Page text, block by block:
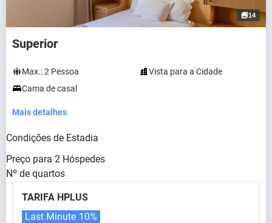
14
Superior
Max.:2 Pessoa
Vista para a Cidade
Cama de casal
Mais detalhes
Condições de Estadia
Preço para 2 Hóspedes
Nº de quartos
TARIFA HPLUS
Last Minute 10%